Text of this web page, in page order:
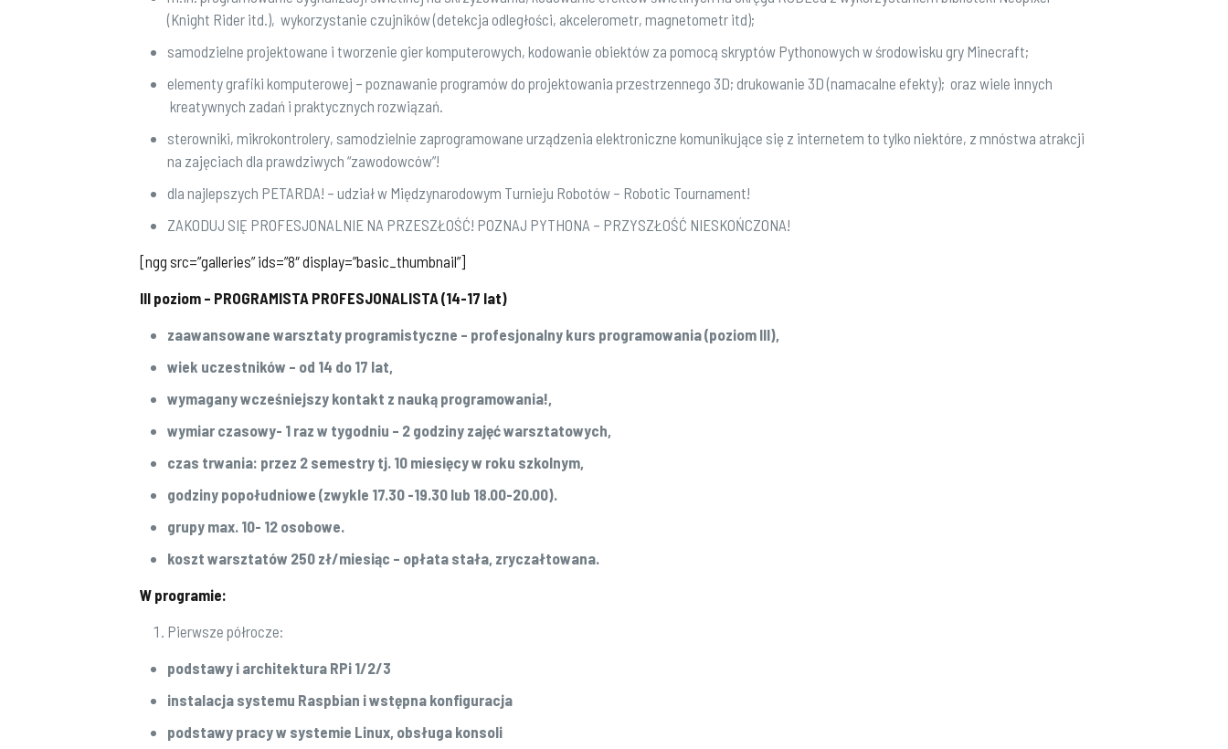
(Knight Rider itd.), wykorzystanie czujników (detekcja odległości, akcelerometr, magnetometr itd);
samodzielne projektowane i tworzenie gier komputerowych, kodowanie obiektów za pomocą skryptów Pythonowych w środowisku gry Minecraft;
elementy grafiki komputerowej – poznawanie programów do projektowania przestrzennego 3D; drukowanie 3D (namacalne efekty); oraz wiele innych
kreatywnych zadań i praktycznych rozwiązań.
sterowniki, mikrokontrolery, samodzielnie zaprogramowane urządzenia elektroniczne komunikujące się z internetem to tylko niektóre, z mnóstwa atrakcji
na zajęciach dla prawdziwych “zawodowców”!
dla najlepszych PETARDA! – udział w Międzynarodowym Turnieju Robotów – Robotic Tournament!
ZAKODUJ SIĘ PROFESJONALNIE NA PRZESZŁOŚĆ! POZNAJ PYTHONA – PRZYSZŁOŚĆ NIESKOŃCZONA!
[ngg src=”galleries” ids=”8″ display=”basic_thumbnail”]
III poziom – PROGRAMISTA PROFESJONALISTA (14-17 lat)
zaawansowane warsztaty programistyczne – profesjonalny kurs programowania (poziom III),
wiek uczestników – od 14 do 17 lat,
wymagany wcześniejszy kontakt z nauką programowania!,
wymiar czasowy- 1 raz w tygodniu – 2 godziny zajęć warsztatowych,
czas trwania: przez 2 semestry tj. 10 miesięcy w roku szkolnym,
godziny popołudniowe (zwykle 17.30 -19.30 lub 18.00-20.00).
grupy max. 10- 12 osobowe.
koszt warsztatów 250 zł/miesiąc – opłata stała, zryczałtowana.
W programie:
Pierwsze półrocze:
podstawy i architektura RPi 1/2/3
instalacja systemu Raspbian i wstępna konfiguracja
podstawy pracy w systemie Linux, obsługa konsoli